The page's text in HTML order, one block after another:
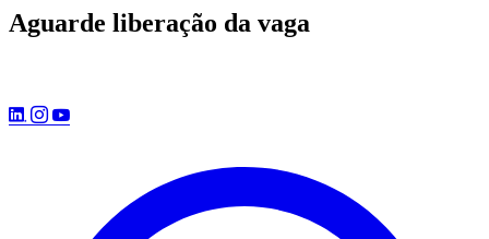
Aguarde liberação da vaga